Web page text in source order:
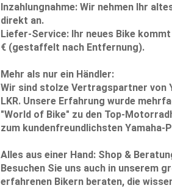
Inzahlungnahme:Wir nehmen Ihr
direkt an.
Liefer-Service:Ihr neues Bike
€ (gestaffelt nach Entfernung).
Mehr als nur ein Händler:
Wir sind stolze Vertragspartner von
LKR. Unsere Erfahrung wurde
"World of Bike" zu den Top-
zum kundenfreundlichsten Yamaha-
Alles aus einer Hand: Shop &
Besuchen Sie uns auch in unserem
erfahrenen Bikern beraten, die